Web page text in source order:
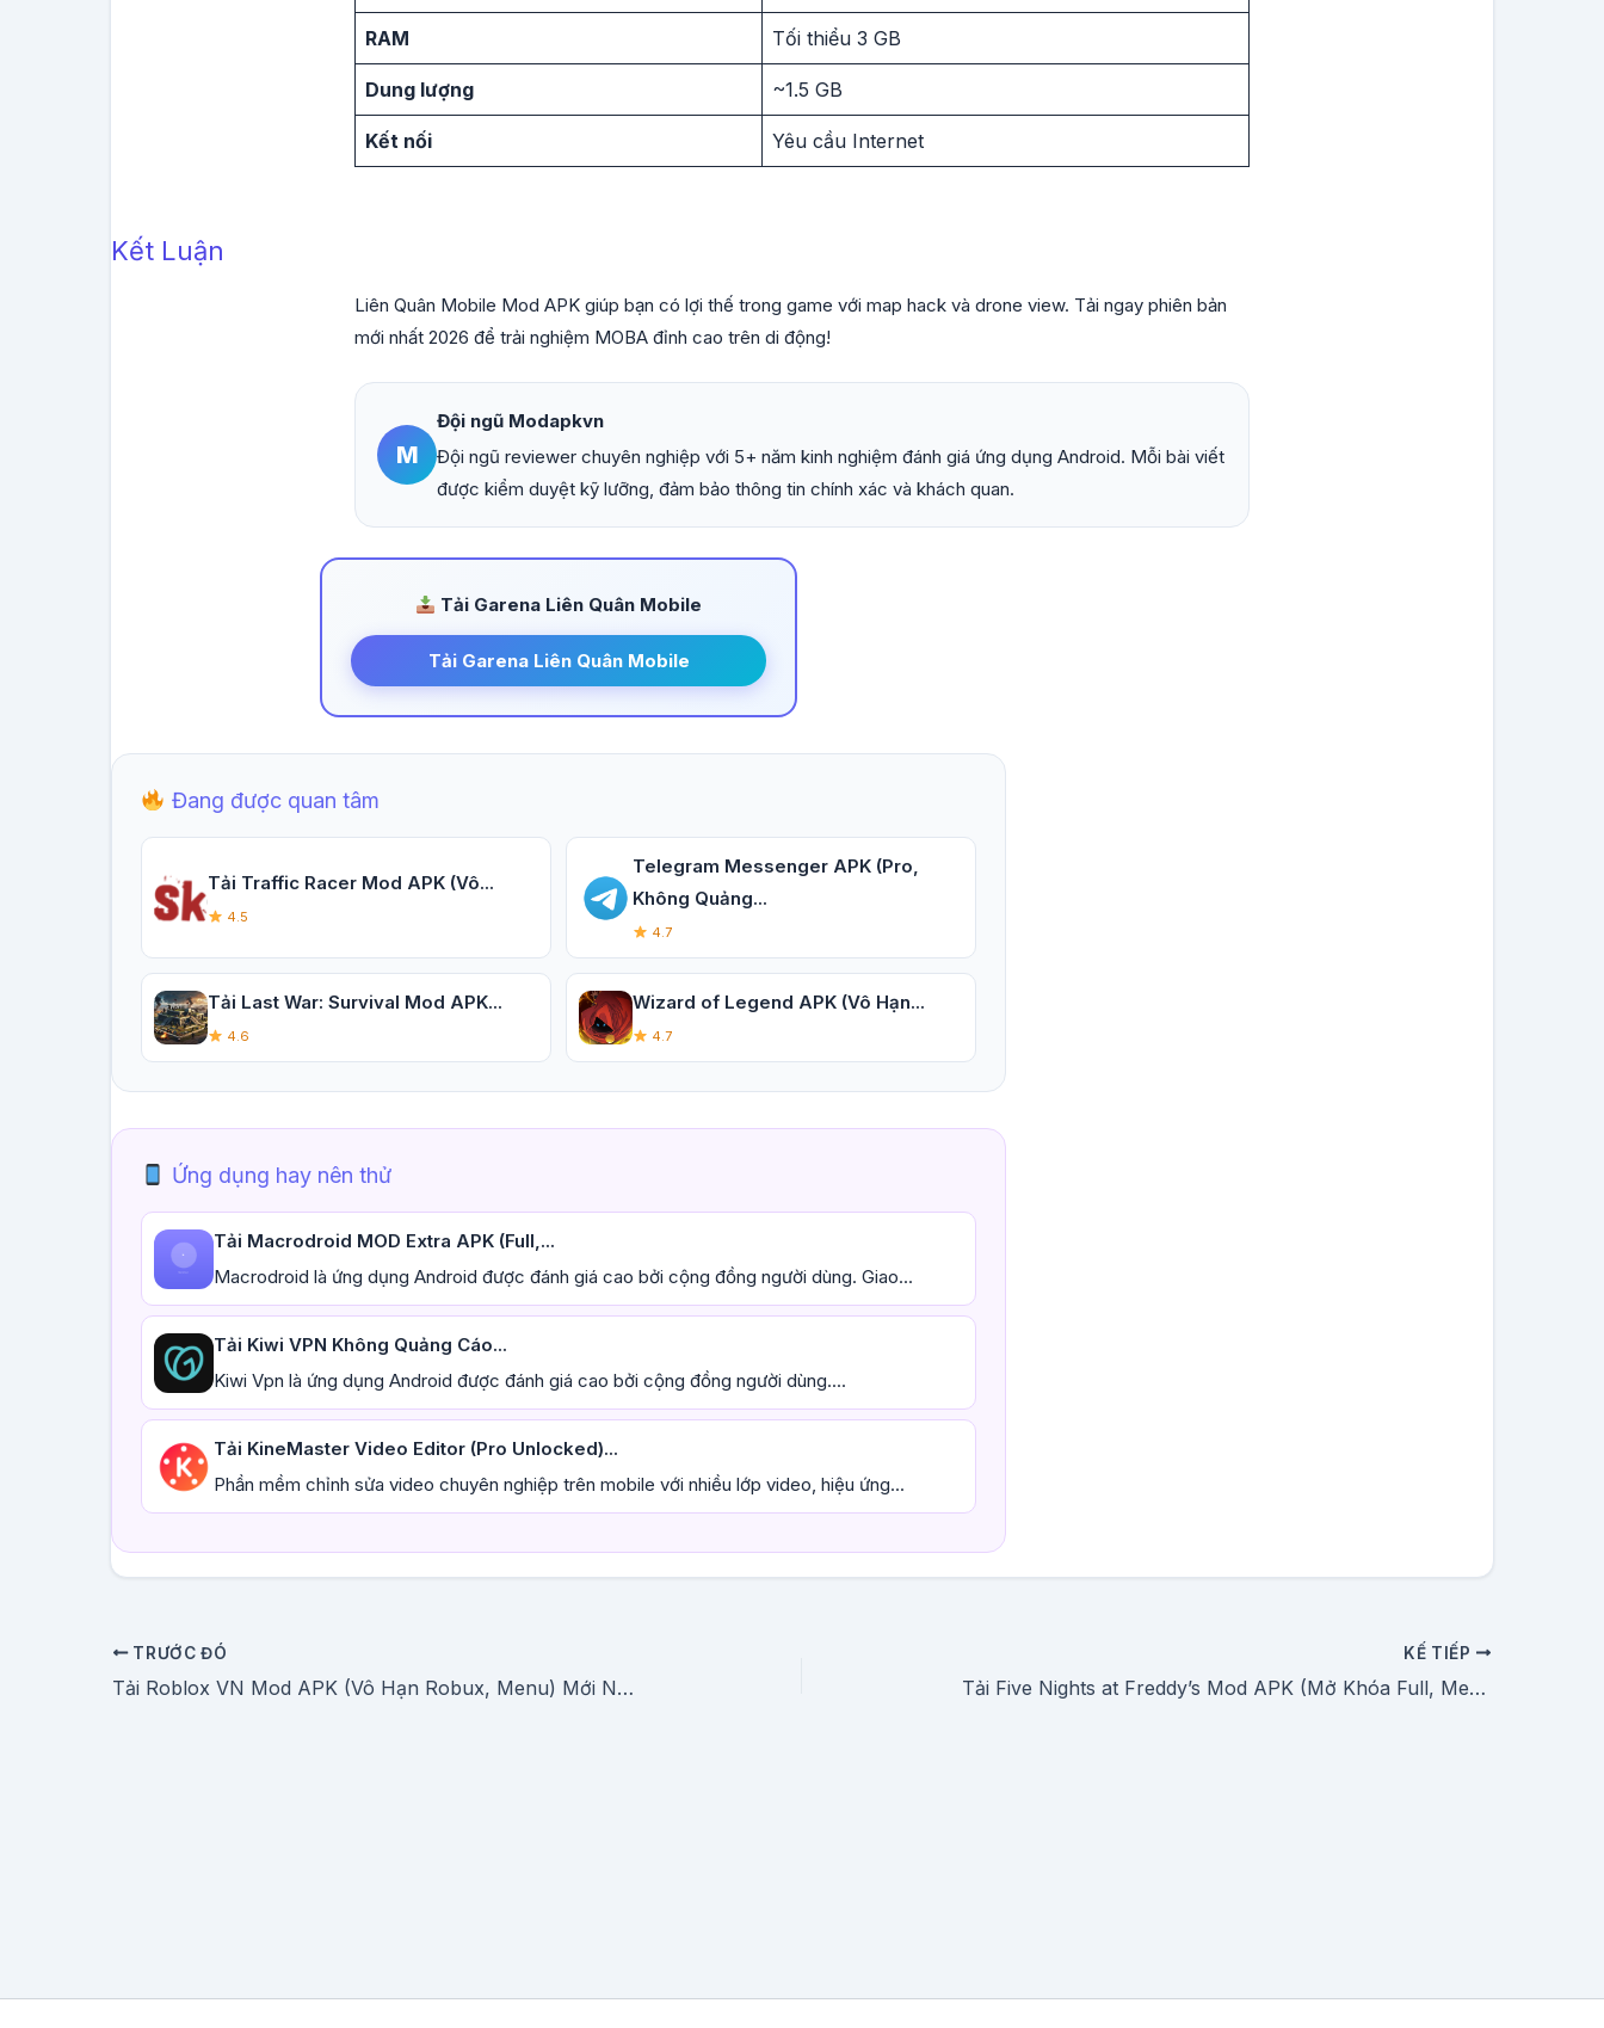
RAM Tối thiểu 3 GB
Dung lượng ~1.5 GB
Kết nối Yêu cầu Internet
Kết Luận
Liên Quân Mobile Mod APK giúp bạn có lợi thế trong game với map hack và drone view. Tải ngay phiên bản
mới nhất 2026 để trải nghiệm MOBA đỉnh cao trên di động!
M
Đội ngũ Modapkvn
Đội ngũ reviewer chuyên nghiệp với 5+ năm kinh nghiệm đánh giá ứng dụng Android. Mỗi bài viết
được kiểm duyệt kỹ lưỡng, đảm bảo thông tin chính xác và khách quan.
Tải Garena Liên Quân Mobile
Tải Garena Liên Quân Mobile
Đang được quan tâm
Tải Traffic Racer Mod APK (Vô...
4.5
Telegram Messenger APK (Pro,
Không Quảng...
4.7
Tải Last War: Survival Mod APK...
4.6
Wizard of Legend APK (Vô Hạn...
4.7
Ứng dụng hay nên thử
Tải Macrodroid MOD Extra APK (Full,...
Macrodroid là ứng dụng Android được đánh giá cao bởi cộng đồng người dùng. Giao...
Tải Kiwi VPN Không Quảng Cáo...
Kiwi Vpn là ứng dụng Android được đánh giá cao bởi cộng đồng người dùng....
Tải KineMaster Video Editor (Pro Unlocked)...
Phần mềm chỉnh sửa video chuyên nghiệp trên mobile với nhiều lớp video, hiệu ứng...
TRƯỚC ĐÓ
Tải Roblox VN Mod APK (Vô Hạn Robux, Menu) Mới Nhất 2026
KẾ TIẾP
Tải Five Nights at Freddy’s Mod APK (Mở Khóa Full, Menu) Mới Nhất 2026